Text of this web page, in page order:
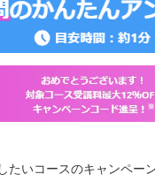
たいコースのキャンペー